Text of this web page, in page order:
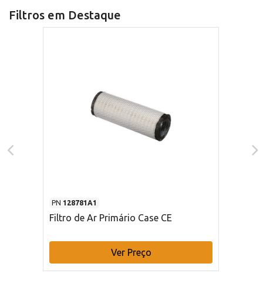
Filtros em Destaque
PN 128781A1
Filtro de Ar Primário Case CE
Ver Preço